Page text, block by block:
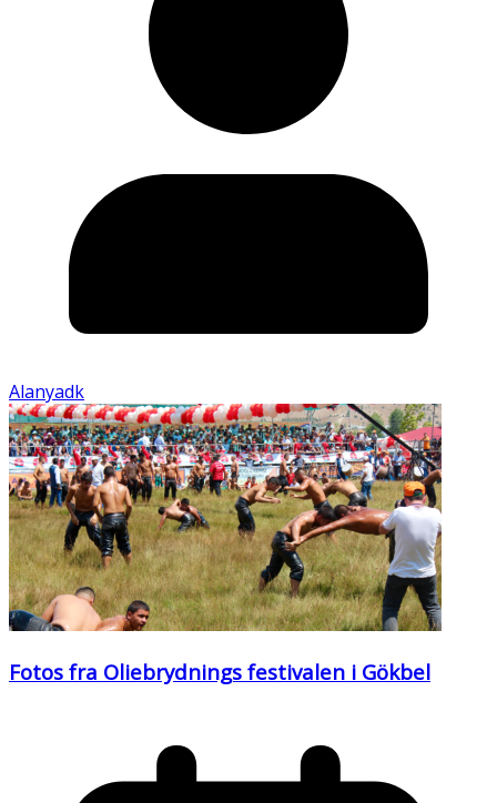
Alanyadk
Fotos fra Oliebrydnings festivalen i Gökbel